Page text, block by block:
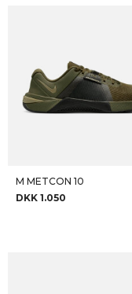
M METCON 10
DKK 1.050